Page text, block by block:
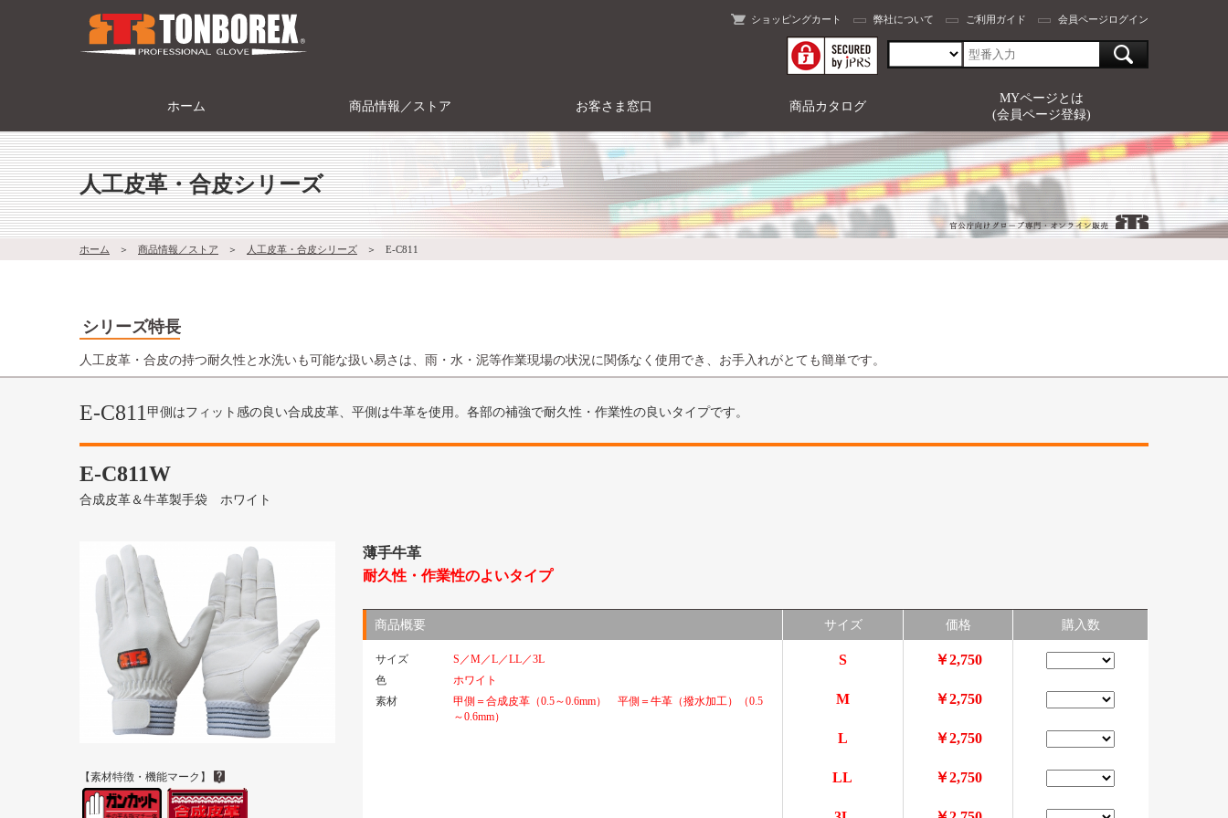
ショッピングカート 弊社について ご利用ガイド 会員ページログイン
ホーム 商品情報／ストア お客さま窓口 商品カタログ
MYページとは
(会員ページ登録)
人工皮革・合皮シリーズ
ホーム ＞ 商品情報／ストア ＞ 人工皮革・合皮シリーズ ＞ E-C811
シリーズ特長
人工皮革・合皮の持つ耐久性と水洗いも可能な扱い易さは、雨・水・泥等作業現場の状況に関係なく使用でき、お手入れがとても簡単です。
E-C811 甲側はフィット感の良い合成皮革、平側は牛革を使用。各部の補強で耐久性・作業性の良いタイプです。
E-C811W
合成皮革＆牛革製手袋 ホワイト
【素材特徴・機能マーク】
薄手牛革
耐久性・作業性のよいタイプ
商品概要
サイズ
S／M／L／LL／3L
色
ホワイト
素材
甲側＝合成皮革（0.5～0.6mm） 平側＝牛革（撥水加工）（0.5
～0.6mm）
サイズ 価格 購入数
S ￥2,750
M ￥2,750
L ￥2,750
LL ￥2,750